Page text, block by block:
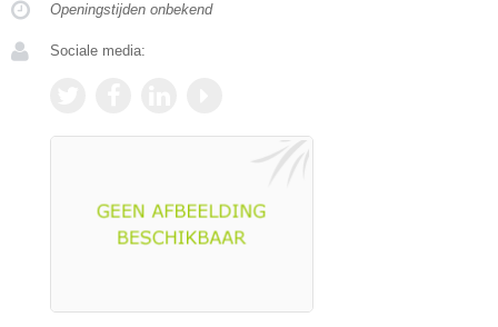
Openingstijden onbekend
Sociale media: